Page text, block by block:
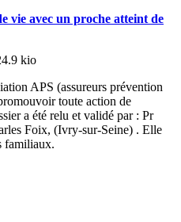
vie avec un proche atteint de
kio
APS (assureurs prévention
toute action de
a été relu et validé par : Pr
Foix, (Ivry-sur-Seine) . Elle
familiaux.